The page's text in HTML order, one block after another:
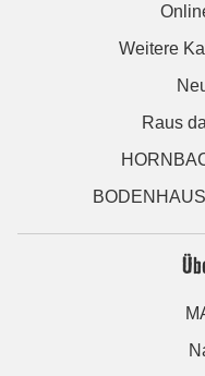
Weitere
Raus